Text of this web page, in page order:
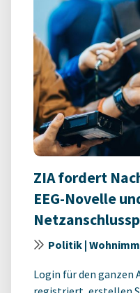
ZIA fordert
EEG-Novelle
Politik |
Login für den ganzen